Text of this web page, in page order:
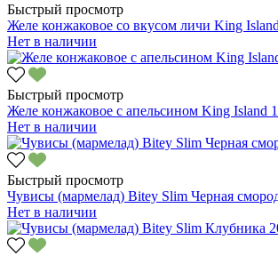
Быстрый просмотр
Желе конжаковое со вкусом личи King
Нет в наличии
Быстрый просмотр
Желе конжаковое с апельсином King Island
Нет в наличии
Быстрый просмотр
Чувисы (мармелад) Bitey Slim Черная
Нет в наличии